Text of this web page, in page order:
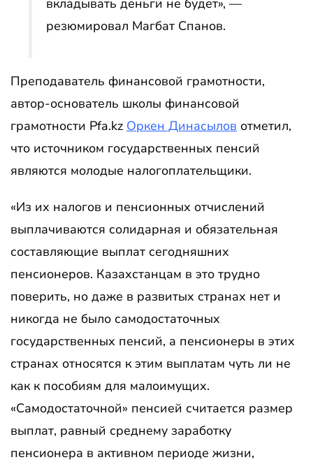
резюмировал Магбат Спанов.
Преподаватель финансовой грамотности,
автор-основатель школы финансовой
грамотности Pfa.kz Оркен Динасылов отметил,
что источником государственных пенсий
являются молодые налогоплательщики.
«Из их налогов и пенсионных отчислений
выплачиваются солидарная и обязательная
составляющие выплат сегодняшних
пенсионеров. Казахстанцам в это трудно
поверить, но даже в развитых странах нет и
никогда не было самодостаточных
государственных пенсий, а пенсионеры в этих
странах относятся к этим выплатам чуть ли не
как к пособиям для малоимущих.
«Самодостаточной» пенсией считается размер
выплат, равный среднему заработку
пенсионера в активном периоде жизни,